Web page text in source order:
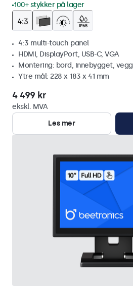
100+ stykker på lager
4:3 multi-touch panel
HDMI, DisplayPort, USB-C, VGA
Montering: bord, innebygget, vegg
Ytre mål: 228 x 183 x 41 mm
4 499 kr
ekskl. MVA
Les mer